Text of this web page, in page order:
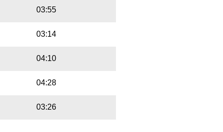
03:55
03:14
04:10
04:28
03:26